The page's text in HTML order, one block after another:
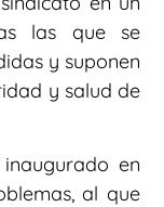
las que se
y suponen
y salud de
en
al que